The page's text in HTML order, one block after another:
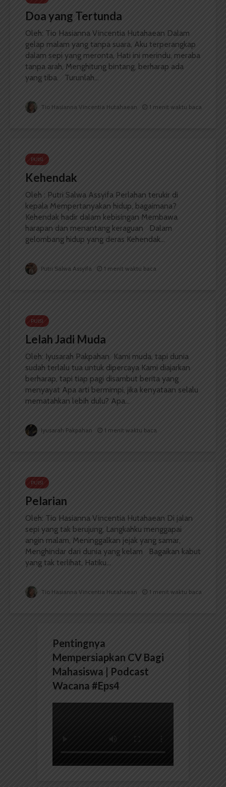
Doa yang Tertunda
Oleh: Tio Hasianna Vincentia Hutahaean Dalam
gelap malam yang tanpa suara, Aku terperangkap
dalam sepi yang meronta, Hati ini merindu, meraba
tanpa arah, Menghitung bintang, berharap ada
yang tiba. Turunlah...
Tio Hasianna Vincentia Hutahaean 1 menit waktu baca
PUISI
Kehendak
Oleh : Putri Salwa Assyifa Perlahan terukir di
kepala Mempertanyakan hidup, bagaimana?
Kehendak hadir dalam kebisingan Membawa
harapan dan menantang keraguan Dalam
gelombang hidup yang deras Kehendak...
Putri Salwa Assyifa 1 menit waktu baca
PUISI
Lelah Jadi Muda
Oleh: Iyusarah Pakpahan Kami muda, tapi dunia
sudah terlalu tua untuk dipercaya Kami diajarkan
berharap, tapi tiap pagi disambut berita yang
menyayat Apa arti bermimpi, jika kenyataan selalu
mematahkan lebih dulu? Apa...
Iyusarah Pakpahan 1 menit waktu baca
PUISI
Pelarian
Oleh: Tio Hasianna Vincentia Hutahaean Di jalan
sepi yang tak berujung, Langkahku menggapai
angin malam, Meninggalkan jejak yang samar,
Menghindar dari dunia yang kelam Bagaikan kabut
yang tak terlihat, Hatiku...
Tio Hasianna Vincentia Hutahaean 1 menit waktu baca
Pentingnya
Mempersiapkan CV Bagi
Mahasiswa | Podcast
Wacana #Eps4